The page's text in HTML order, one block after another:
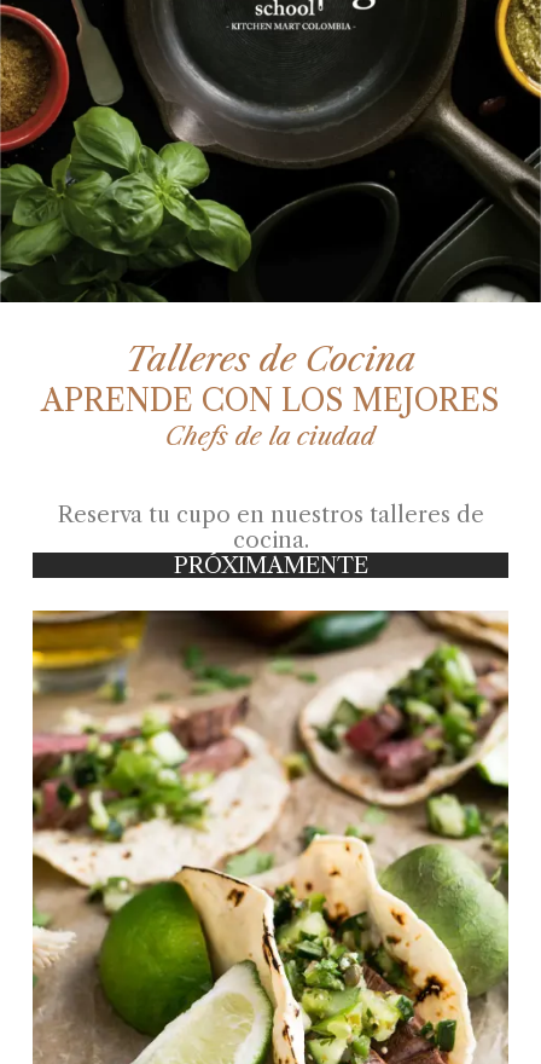
Talleres de Cocina
APRENDE CON LOS MEJORES
Chefs de la ciudad
Reserva tu cupo en nuestros talleres de
cocina.
PRÓXIMAMENTE